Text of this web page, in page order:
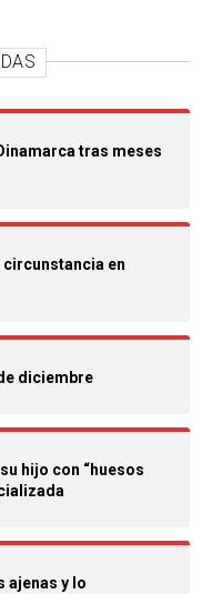
tras meses
circunstancia en
diciembre
hijo con “huesos
ajenas y lo